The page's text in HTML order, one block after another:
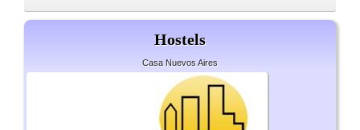
Hostels
Casa Nuevos Aires